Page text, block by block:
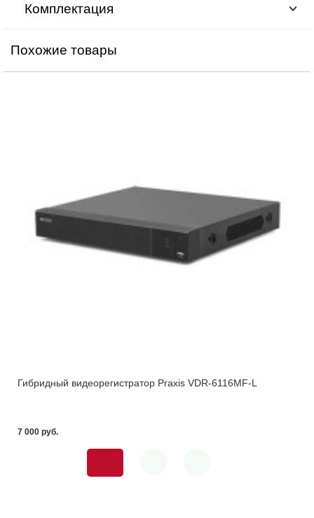
Комплектация
Похожие товары
Гибридный видеорегистратор Praxis VDR-6116MF-L
7 000 pуб.